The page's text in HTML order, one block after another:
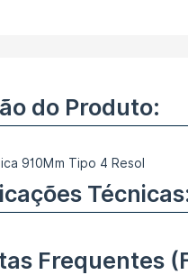
do Produto:
910Mm Tipo 4 Resol
Frequentes